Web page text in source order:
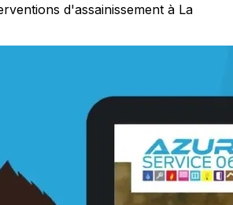
d'assainissement à La